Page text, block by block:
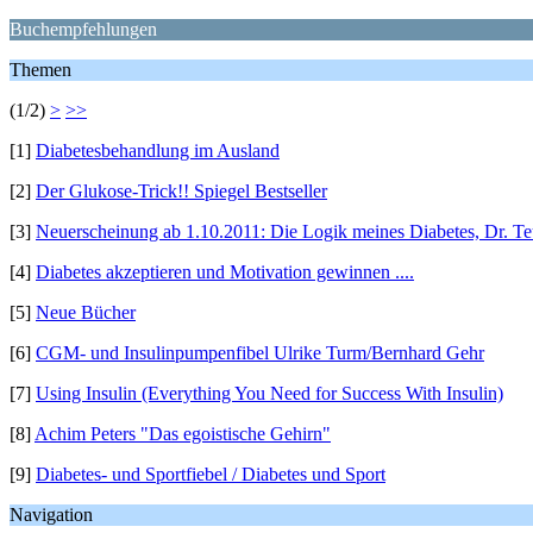
Buchempfehlungen
Themen
(1/2) > >>
[1] Diabetesbehandlung im Ausland
[2] Der Glukose-Trick!! Spiegel Bestseller
[3] Neuerscheinung ab 1.10.2011: Die Logik meines Diabetes, Dr.
[4] Diabetes akzeptieren und Motivation gewinnen ....
[5] Neue Bücher
[6] CGM- und Insulinpumpenfibel Ulrike Turm/Bernhard Gehr
[7] Using Insulin (Everything You Need for Success With Insulin)
[8] Achim Peters "Das egoistische Gehirn"
[9] Diabetes- und Sportfiebel / Diabetes und Sport
Navigation